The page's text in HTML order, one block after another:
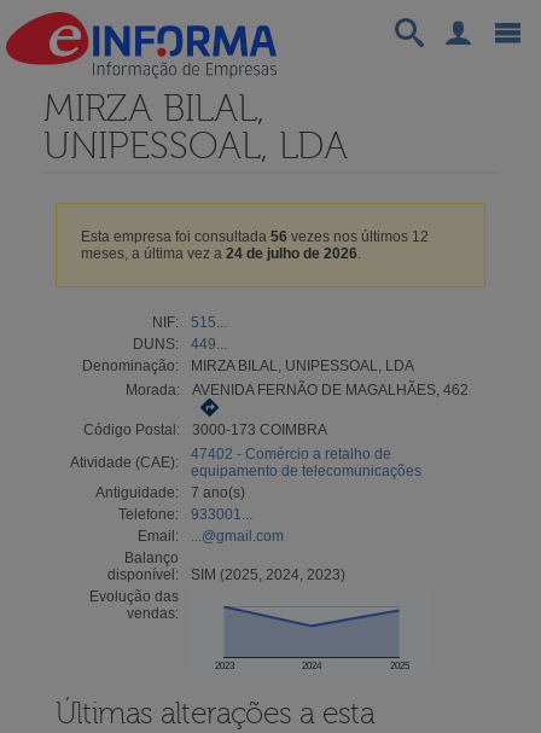
MIRZA BILAL,
UNIPESSOAL, LDA
Esta empresa foi consultada 56 vezes nos últimos 12
meses, a última vez a 24 de julho de 2026.
NIF:
515...
DUNS:
449...
Denominação:
MIRZA BILAL, UNIPESSOAL, LDA
Morada:
AVENIDA FERNÃO DE MAGALHÃES, 462
Código Postal:
3000-173 COIMBRA
Atividade (CAE):
47402 - Comércio a retalho de
equipamento de telecomunicações
Antiguidade:
7 ano(s)
Telefone:
933001...
Email:
...@gmail.com
Balanço
disponível:
SIM (2025, 2024, 2023)
Evolução das
vendas:
2023 2024 2025
Últimas alterações a esta